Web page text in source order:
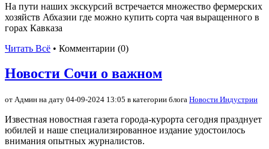
На пути наших экскурсий встречается множество фермерских
хозяйств Абхазии где можно купить сорта чая выращенного в
горах Кавказа
Читать Всё • Комментарии (0)
Новости Сочи о важном
от Админ на дату 04-09-2024 13:05 в категории блога Новости Индустрии
Известная новостная газета города-курорта сегодня празднует
юбилей и наше специализированное издание удостоилось
внимания опытных журналистов.